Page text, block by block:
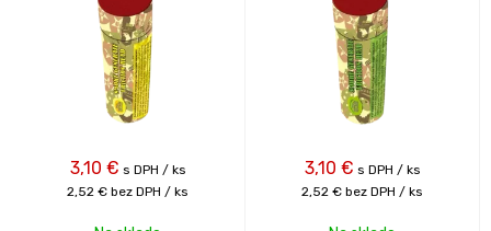
3,10 € s DPH / ks
2,52 € bez DPH / ks
3,10 € s DPH / ks
2,52 € bez DPH / ks